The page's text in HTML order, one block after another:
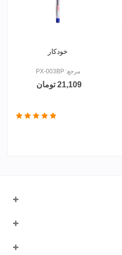
خودکار
مرجع: PX-003BP
21,109 تومان